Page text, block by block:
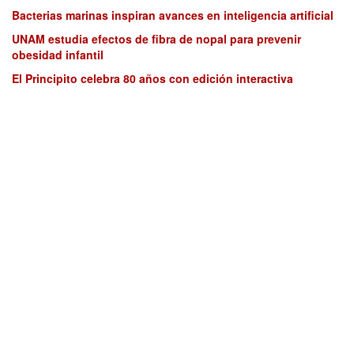
Bacterias marinas inspiran avances en inteligencia artificial
UNAM estudia efectos de fibra de nopal para prevenir
obesidad infantil
El Principito celebra 80 años con edición interactiva